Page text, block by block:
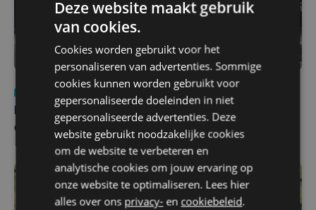
za 1 augustus | 22:36
Belgisch Solar Team met West-Vlamingen wint voor
eerst in VS
Deze website maakt gebruik
van cookies.
Cookies worden gebruikt voor het
personaliseren van advertenties. Sommige
cookies kunnen worden gebruikt voor
gepersonaliseerde doeleinden in niet
gepersonaliseerde advertenties. Deze
website gebruikt noodzakelijke cookies
om de website te verbeteren en
analytische cookies om jouw ervaring op
onze website te optimaliseren. Lees hier
alles over ons privacy- en cookiebeleid.